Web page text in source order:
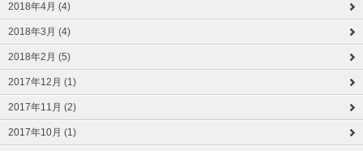
2018年4月 (4)
2018年3月 (4)
2018年2月 (5)
2017年12月 (1)
2017年11月 (2)
2017年10月 (1)